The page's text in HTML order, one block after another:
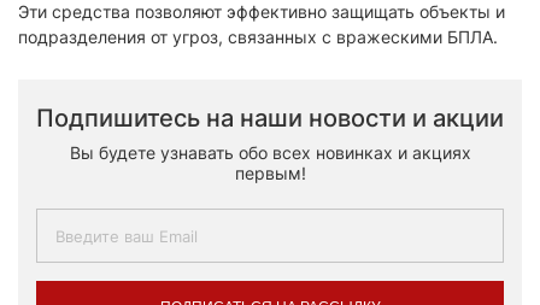
Эти средства позволяют эффективно защищать объекты и
подразделения от угроз, связанных с вражескими БПЛА.
Подпишитесь на наши новости и акции
Вы будете узнавать обо всех новинках и акциях
первым!